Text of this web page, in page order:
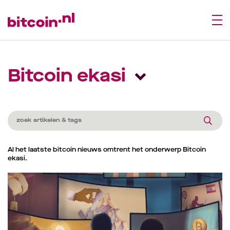
Bitcoin ekasi
Al het laatste bitcoin nieuws omtrent het onderwerp Bitcoin
ekasi.